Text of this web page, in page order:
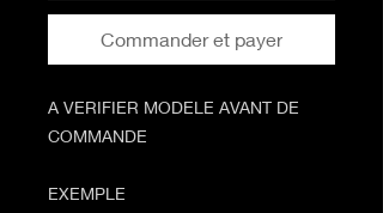
Commander et payer
A VERIFIER MODELE AVANT DE
COMMANDE
EXEMPLE